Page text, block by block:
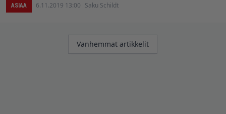
ASIAA 6.11.2019 13:00 Saku Schildt
Artikkelien
Vanhemmat artikkelit